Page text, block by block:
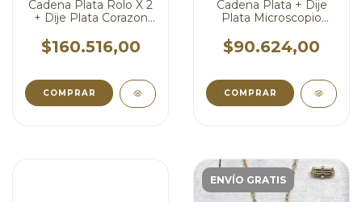
Cadena Plata Rolo X 2
+ Dije Plata Corazon
Amigo cod4107
$160.516,00
Cadena Plata + Dije
Plata Microscopio
Bioquimico cod4065
$90.624,00
COMPRAR
ENVÍO GRATIS